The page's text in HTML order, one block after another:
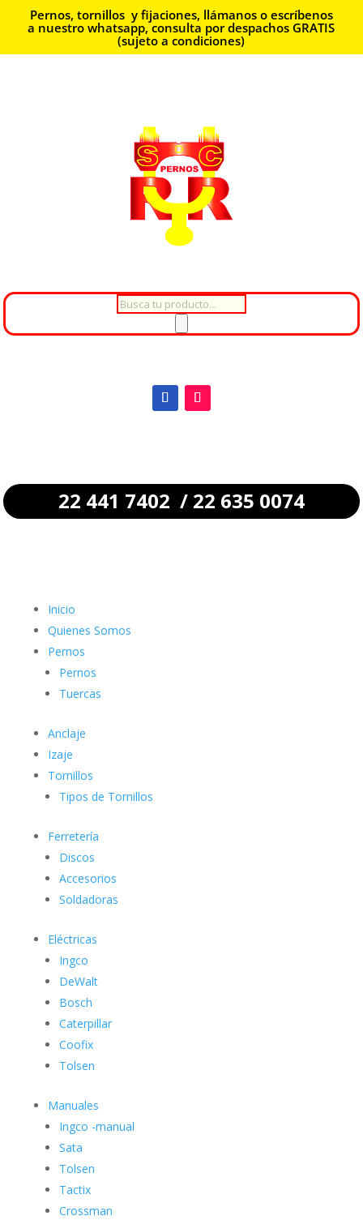
Pernos, tornillos y fijaciones, llámanos o escríbenos
a nuestro whatsapp, consulta por despachos GRATIS
(sujeto a condiciones)
Búsqueda
productos
22 441 7402 / 22 635 0074
Inicio
Quienes Somos
Pernos
Pernos
Tuercas
Anclaje
Izaje
Tornillos
Tipos de Tornillos
Ferretería
Discos
Accesorios
Soldadoras
Eléctricas
Ingco
DeWalt
Bosch
Caterpillar
Coofix
Tolsen
Manuales
Ingco -manual
Sata
Tolsen
Tactix
Crossman